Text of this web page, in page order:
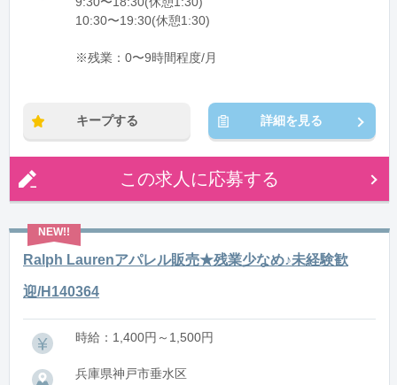
10:30〜19:30(休憩1:30)
※残業：0〜9時間程度/月
キープする 詳細を見る
この求人に応募する
Ralph Laurenアパレル販売★残業少なめ♪未経験歓
迎/H140364
時給：1,400円～1,500円
兵庫県神戸市垂水区